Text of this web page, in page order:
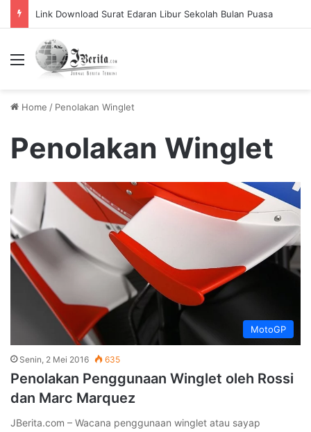
Link Download Surat Edaran Libur Sekolah Bulan Puasa
Menu
Home / Penolakan Winglet
Penolakan Winglet
MotoGP
Senin, 2 Mei 2016 635
Penolakan Penggunaan Winglet oleh Rossi
dan Marc Marquez
JBerita.com – Wacana penggunaan winglet atau sayap